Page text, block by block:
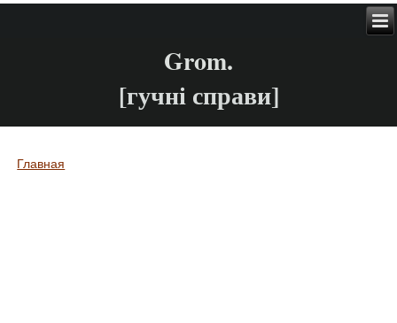
Grom.
[гучні справи]
Вы здесь
Главная